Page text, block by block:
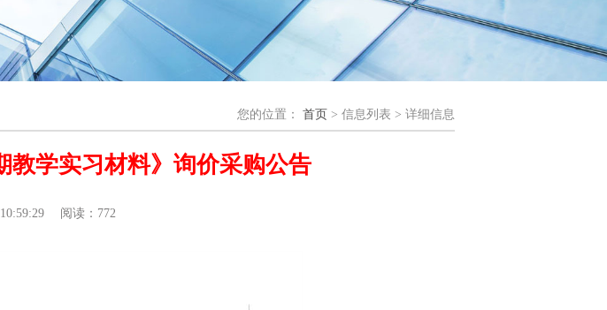
您的位置： 首页 > 信息列表 > 详细信息
教学实习材料》询价采购公告
10:59:29 阅读：772